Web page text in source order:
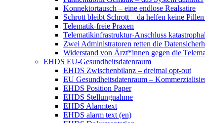
Konnektortausch – eine endlose Realsatire
Schrott bleibt Schrott – da helfen keine
Telematik-freie Praxen
Telematikinfrastruktur-Anschluss
Zwei Administratoren retten die
Widerstand von Ärzt*innen gegen die
EHDS EU-Gesundheitsdatenraum
EHDS Zwischenbilanz – dreimal opt-out
EU Gesundheitsdatenraum –
EHDS Position Paper
EHDS Stellungnahme
EHDS Alarmtext
EHDS alarm text (en)